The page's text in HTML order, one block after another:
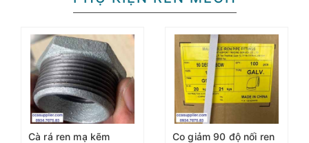
Cà rá ren mạ kẽm
Co giảm 90 độ nối ren